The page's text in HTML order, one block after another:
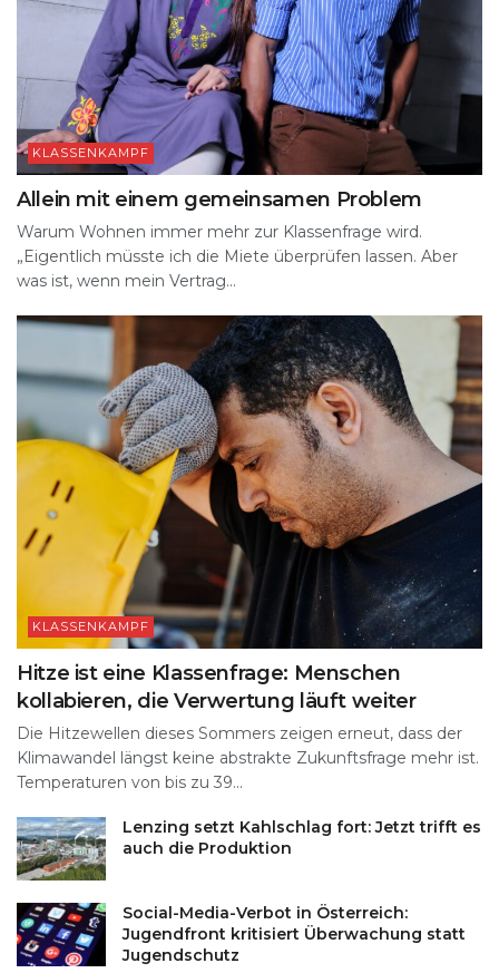
KLASSENKAMPF
Allein mit einem gemeinsamen Problem
Warum Wohnen immer mehr zur Klassenfrage wird.
„Eigentlich müsste ich die Miete überprüfen lassen. Aber
was ist, wenn mein Vertrag...
KLASSENKAMPF
Hitze ist eine Klassenfrage: Menschen
kollabieren, die Verwertung läuft weiter
Die Hitzewellen dieses Sommers zeigen erneut, dass der
Klimawandel längst keine abstrakte Zukunftsfrage mehr ist.
Temperaturen von bis zu 39...
Lenzing setzt Kahlschlag fort: Jetzt trifft es
auch die Produktion
Social-Media-Verbot in Österreich:
Jugendfront kritisiert Überwachung statt
Jugendschutz